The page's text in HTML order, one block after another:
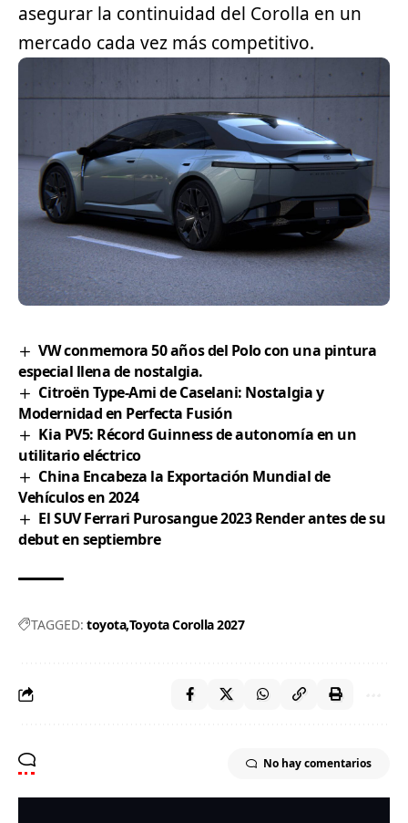
asegurar la continuidad del Corolla en un
mercado cada vez más competitivo.
VW conmemora 50 años del Polo con una pintura
especial llena de nostalgia.
Citroën Type-Ami de Caselani: Nostalgia y
Modernidad en Perfecta Fusión
Kia PV5: Récord Guinness de autonomía en un
utilitario eléctrico
China Encabeza la Exportación Mundial de
Vehículos en 2024
El SUV Ferrari Purosangue 2023 Render antes de su
debut en septiembre
TAGGED: toyota Toyota Corolla 2027
No hay comentarios